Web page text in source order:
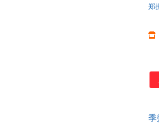
郑
季